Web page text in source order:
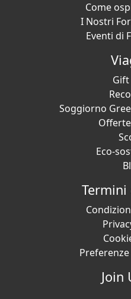
Come
I Nostri
Eventi di
Gift
Soggiorno
Eco-
Termini
Join